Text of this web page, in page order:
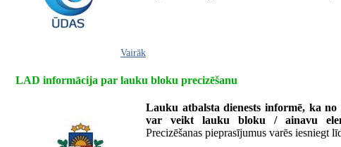
Vairāk
LAD informācija par lauku bloku precizēšanu
Lauku atbalsta dienests informē, ka
var veikt lauku bloku / ainavu
Precizēšanas pieprasījumus varēs iesniegt